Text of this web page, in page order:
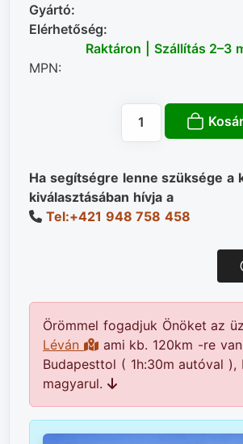
Gyártó:
Elérhetőség:
Raktáron | Szállítás 2–3
MPN:
Ha segítségre lenne szüksége a
kiválasztásában hívja a
Tel:+421 948 758 458
Örömmel fogadjuk Önöket az
Léván
ami kb. 120km -re van
Budapesttol ( 1h:30m autóval ),
magyarul.